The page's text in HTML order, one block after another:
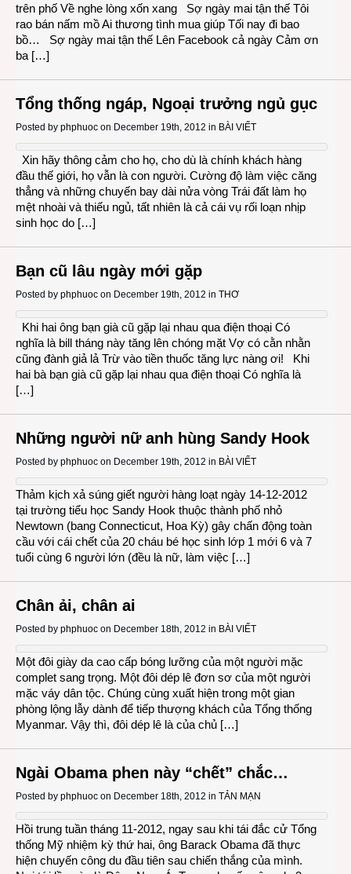
trên phố Về nghe lòng xốn xang Sợ ngày mai tận thế Tôi
rao bán nấm mồ Ai thương tình mua giúp Tối nay đi bao
bồ… Sợ ngày mai tận thế Lên Facebook cả ngày Cảm ơn
ba […]
Tổng thống ngáp, Ngoại trưởng ngủ gục
Posted by phphuoc on December 19th, 2012 in BÀI VIẾT
Xin hãy thông cảm cho họ, cho dù là chính khách hàng
đầu thế giới, họ vẫn là con người. Cường độ làm việc căng
thẳng và những chuyến bay dài nửa vòng Trái đất làm họ
mệt nhoài và thiếu ngủ, tất nhiên là cả cái vụ rối loạn nhịp
sinh học do […]
Bạn cũ lâu ngày mới gặp
Posted by phphuoc on December 19th, 2012 in THƠ
Khi hai ông bạn già cũ gặp lại nhau qua điện thoại Có
nghĩa là bill tháng này tăng lên chóng mặt Vợ có cằn nhằn
cũng đành giả lả Trừ vào tiền thuốc tăng lực nàng ơi! Khi
hai bà bạn già cũ gặp lại nhau qua điện thoại Có nghĩa là
[…]
Những người nữ anh hùng Sandy Hook
Posted by phphuoc on December 19th, 2012 in BÀI VIẾT
Thảm kịch xả súng giết người hàng loạt ngày 14-12-2012
tại trường tiểu học Sandy Hook thuộc thành phố nhỏ
Newtown (bang Connecticut, Hoa Kỳ) gây chấn động toàn
cầu với cái chết của 20 cháu bé học sinh lớp 1 mới 6 và 7
tuổi cùng 6 người lớn (đều là nữ, làm việc […]
Chân ải, chân ai
Posted by phphuoc on December 18th, 2012 in BÀI VIẾT
Một đôi giày da cao cấp bóng lưỡng của một người mặc
complet sang trọng. Một đôi dép lê đơn sơ của một người
mặc váy dân tộc. Chúng cùng xuất hiện trong một gian
phòng lộng lẫy dành để tiếp thượng khách của Tổng thống
Myanmar. Vậy thì, đôi dép lê là của chủ […]
Ngài Obama phen này “chết” chắc…
Posted by phphuoc on December 18th, 2012 in TẢN MẠN
Hồi trung tuần tháng 11-2012, ngay sau khi tái đắc cử Tổng
thống Mỹ nhiệm kỳ thứ hai, ông Barack Obama đã thực
hiện chuyến công du đầu tiên sau chiến thắng của mình.